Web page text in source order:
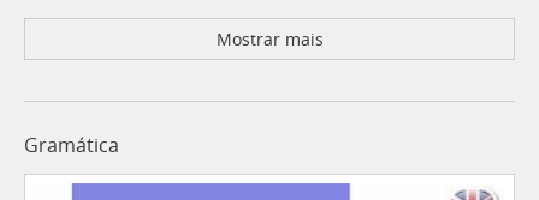
Mostrar mais
Gramática